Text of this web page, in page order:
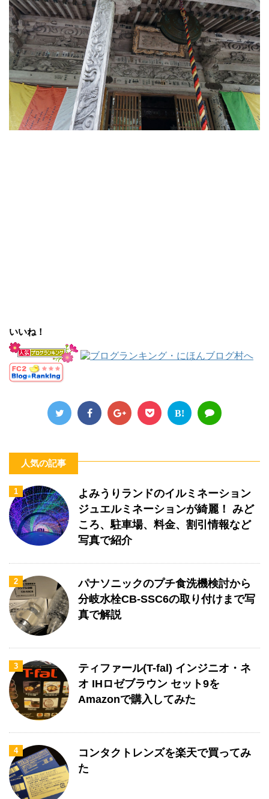
いいね！
B!
人気の記事
1
よみうりランドのイルミネーション
ジュエルミネーションが綺麗！ みど
ころ、駐車場、料金、割引情報など
写真で紹介
2
パナソニックのプチ食洗機検討から
分岐水栓CB-SSC6の取り付けまで写
真で解説
3
ティファール(T-fal) インジニオ・ネ
オ IHロゼブラウン セット9を
Amazonで購入してみた
4
コンタクトレンズを楽天で買ってみ
た